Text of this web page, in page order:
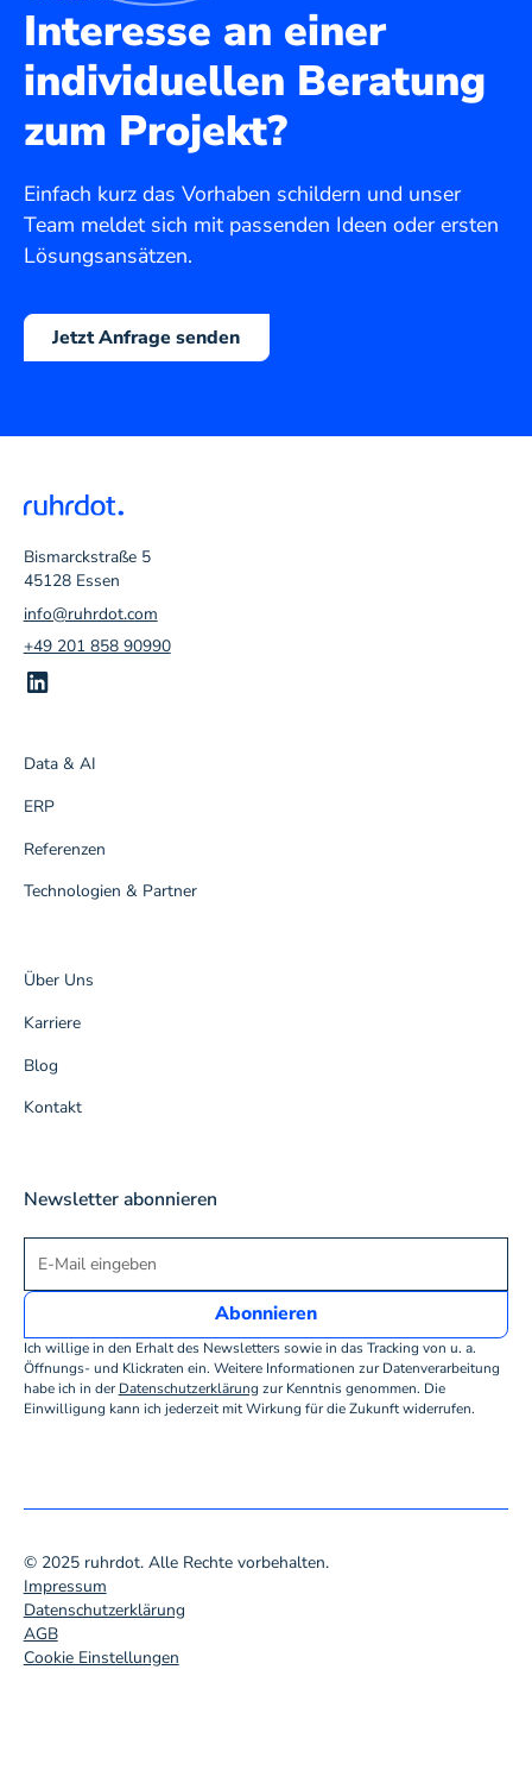
Interesse an einer
individuellen Beratung
zum Projekt?
Einfach kurz das Vorhaben schildern und unser
Team meldet sich mit passenden Ideen oder ersten
Lösungsansätzen.
Jetzt Anfrage senden
Bismarckstraße 5
45128 Essen
info@ruhrdot.com
+49 201 858 90990
Data & AI
ERP
Referenzen
Technologien & Partner
Über Uns
Karriere
Blog
Kontakt
Newsletter abonnieren
Ich willige in den Erhalt des Newsletters sowie in das Tracking von u. a.
Öffnungs- und Klickraten ein. Weitere Informationen zur Datenverarbeitung
habe ich in derDatenschutzerklärung zur Kenntnis genommen. Die
Einwilligung kann ich jederzeit mit Wirkung für die Zukunft widerrufen.
© 2025 ruhrdot. Alle Rechte vorbehalten.
Impressum
Datenschutzerklärung
AGB
Cookie Einstellungen